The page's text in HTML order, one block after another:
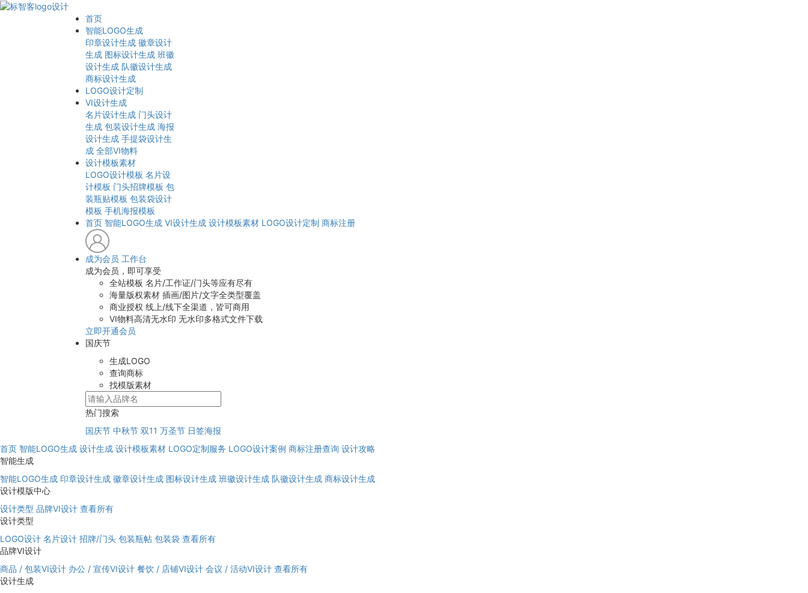
首页
智能LOGO生成
印章设计生成 徽章设计
生成 图标设计生成 班徽
设计生成 队徽设计生成
商标设计生成
LOGO设计定制
VI设计生成
名片设计生成 门头设计
生成 包装设计生成 海报
设计生成 手提袋设计生
成 全部VI物料
设计模板素材
LOGO设计模板 名片设
计模板 门头招牌模板 包
装瓶贴模板 包装袋设计
模板 手机海报模板
首页 智能LOGO生成 VI设计生成 设计模板素材 LOGO设计定制 商标注册
成为会员 工作台
成为会员，即可享受
全站模板 名片/工作证/门头等应有尽有
海量版权素材 插画/图片/文字全类型覆盖
商业授权 线上/线下全渠道，皆可商用
VI物料高清无水印 无水印多格式文件下载
立即开通会员
国庆节
生成LOGO
查询商标
找模版素材
热门搜索
国庆节 中秋节 双11 万圣节 日签海报
首页 智能LOGO生成 设计生成 设计模板素材 LOGO定制服务 LOGO设计案例 商标注册查询 设计攻略
智能生成
智能LOGO生成 印章设计生成 徽章设计生成 图标设计生成 班徽设计生成 队徽设计生成 商标设计生成
设计模版中心
设计类型 品牌VI设计 查看所有
设计类型
LOGO设计 名片设计 招牌/门头 包装瓶帖 包装袋 查看所有
品牌VI设计
商品 / 包装VI设计 办公 / 宣传VI设计 餐饮 / 店铺VI设计 会议 / 活动VI设计 查看所有
设计生成